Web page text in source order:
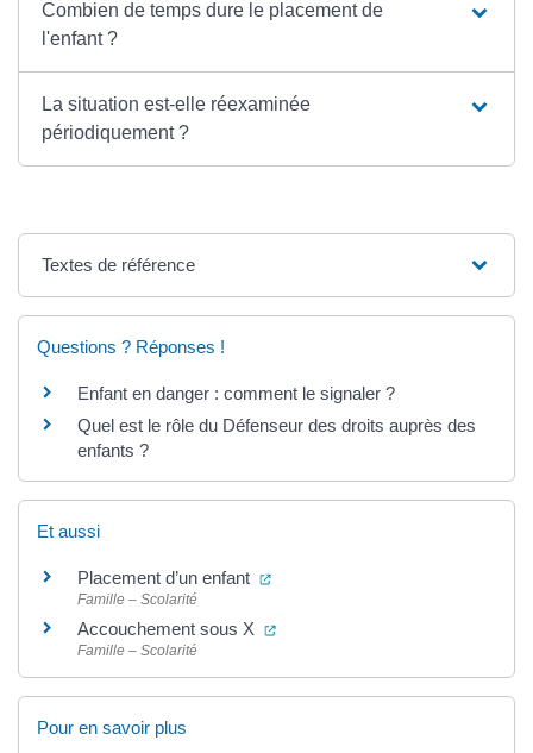
Combien de temps dure le placement de
l'enfant ?
La situation est-elle réexaminée
périodiquement ?
Textes de référence
Questions ? Réponses !
Enfant en danger : comment le signaler ?
Quel est le rôle du Défenseur des droits auprès des
enfants ?
Et aussi
Placement d’un enfant (ouverture dans un nouvel onglet)
Famille – Scolarité
Accouchement sous X (ouverture dans un nouvel onglet)
Famille – Scolarité
Pour en savoir plus